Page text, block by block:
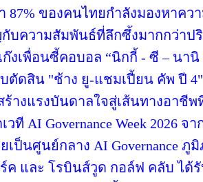
87% ของคนไทยกำลังมองหาค
บความสัมพันธ์ที่ลึกซึ้งมากกว่าป
งเพื่อนซี้คอบอล “นิกกี้ - ซี – นานิ
ตัดสิน "ช้าง ยู-แชมเปี้ยน คัพ ปี
างแรงบันดาลใจสู่เส้นทางอาชี
เวที AI Governance Week 2026
ป็นศูนย์กลาง AI Governance ภู
ค และ โรบินส์วูด กอล์ฟ คลับ ได้รั